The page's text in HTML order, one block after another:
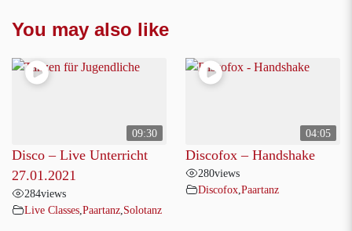
You may also like
09:30
Disco – Live Unterricht
27.01.2021
284views
Live Classes Paartanz Solotanz
04:05
Discofox – Handshake
280views
Discofox Paartanz